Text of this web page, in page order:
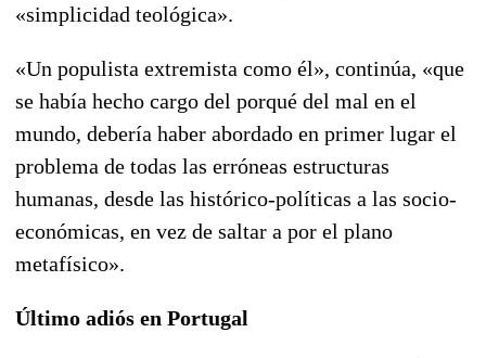
«simplicidad teológica».
«Un populista extremista como él», continúa, «que
se había hecho cargo del porqué del mal en el
mundo, debería haber abordado en primer lugar el
problema de todas las erróneas estructuras
humanas, desde las histórico-políticas a las socio-
económicas, en vez de saltar a por el plano
metafísico».
Último adiós en Portugal